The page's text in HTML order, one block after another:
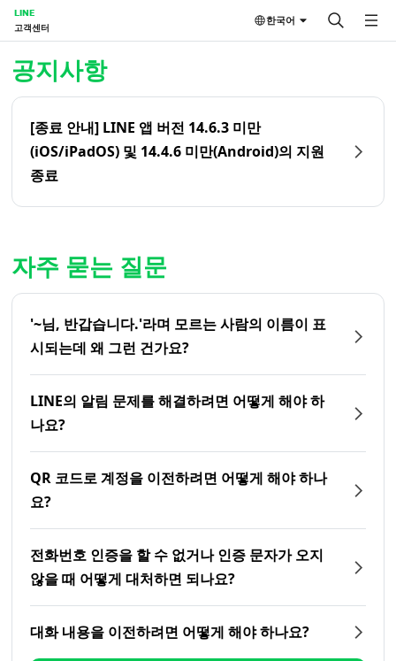
LINE
고객센터
한국어
공지사항
[종료 안내] LINE 앱 버전 14.6.3 미만
(iOS/iPadOS) 및 14.4.6 미만(Android)의 지원
종료
자주 묻는 질문
'~님, 반갑습니다.'라며 모르는 사람의 이름이 표
시되는데 왜 그런 건가요?
LINE의 알림 문제를 해결하려면 어떻게 해야 하
나요?
QR 코드로 계정을 이전하려면 어떻게 해야 하나
요?
전화번호 인증을 할 수 없거나 인증 문자가 오지
않을 때 어떻게 대처하면 되나요?
대화 내용을 이전하려면 어떻게 해야 하나요?